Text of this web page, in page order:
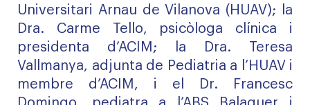
Universitari Arnau de Vilanova (HUAV); la
Dra. Carme Tello, psicòloga clínica i
presidenta d’ACIM; la Dra. Teresa
Vallmanya, adjunta de Pediatria a l’HUAV i
membre d’ACIM, i el Dr. Francesc